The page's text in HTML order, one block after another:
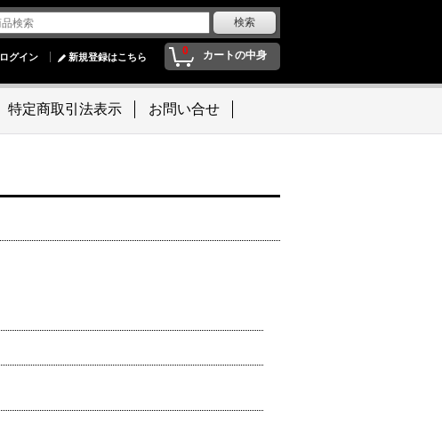
0 カートの中身
ログイン 新規登録はこちら
特定商取引法表示 お問い合せ